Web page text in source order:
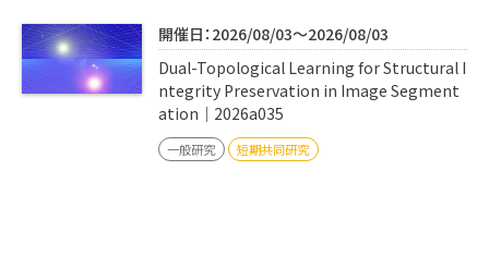
開催日：2026/08/03～2026/08/03
Dual-Topological Learning for Structural I
ntegrity Preservation in Image Segment
ation｜2026a035
一般研究 短期共同研究